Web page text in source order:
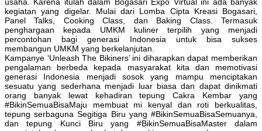
kegiatan yang digelar. Mulai dari Lomba Cipta Kreasi Bogasari,
Panel Talks, Cooking Class, dan Baking Class. Termasuk
penghargaan kepada UMKM kuliner terpilih yang menjadi
percontohan bagi generasi Indonesia untuk bisa sukses
membangun UMKM yang berkelanjutan.
Kampanye ‘Unleash The Bikiners’ ini diharapkan dapat memberikan
pengalaman berbeda kepada masyarakat kita dan memotivasi
generasi Indonesia menjadi sosok yang mampu menciptakan
sesuatu yang sederhana menjadi luar biasa dan dapat dinikmati
orang banyak lewat kehadiran tepung Cakra Kembar yang
#BikinSemuaBisaMaju membuat mi kenyal dan roti berkualitas,
tepung serbaguna Segitiga Biru yang #BikinSemuaBisaSemuanya,
dan tepung Kunci Biru yang #BikinSemuaBisaMaster dalam